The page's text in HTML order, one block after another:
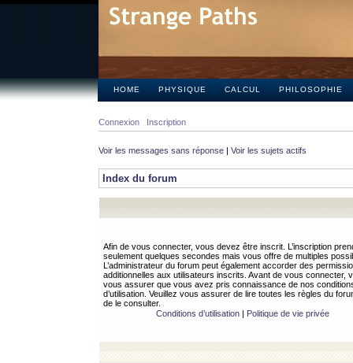
HOME PHYSIQUE CALCUL PHILOSOPHIE
Connexion Inscription
Voir les messages sans réponse | Voir les sujets actifs
Index du forum
Afin de vous connecter, vous devez être inscrit. L’inscription
seulement quelques secondes mais vous offre de multiples
L’administrateur du forum peut également accorder des
additionnelles aux utilisateurs inscrits. Avant de vous connecter,
vous assurer que vous avez pris connaissance de nos
d’utilisation. Veuillez vous assurer de lire toutes les règles du
de le consulter.
Conditions d’utilisation| Politique de vie privée